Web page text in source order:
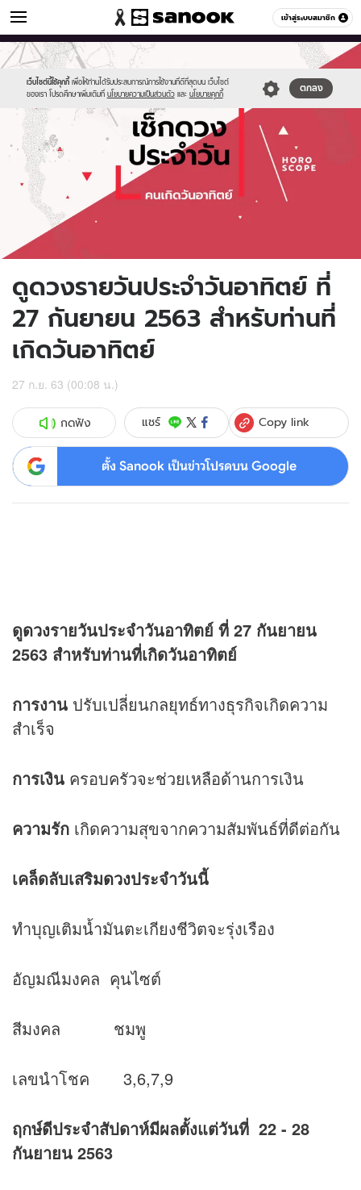
เข้าสู่ระบบสมาชิก
ดูดวง หมวดอื่นๆ
เว็บไซต์นี้ใช้คุกกี้ เพื่อให้ท่านได้รับประสบการณ์การใช้งานที่ดีที่สุดบน เว็บไซต์
ของเรา โปรดศึกษาเพิ่มเติมที่ นโยบายความเป็นส่วนตัว และ นโยบายคุกกี้
ตกลง
Sanook
//s.isanook.com/sr/0/images/logo-
new-
sanook.png
600
60
//s.isanook.com/ho/0/ud/fxd/day/daily-
horoscope-
sunday.jpg
ดูดวงรายวันประจำวันอาทิตย์ ที่
27 กันยายน 2563 สำหรับท่านที่
เกิดวันอาทิตย์
27 ก.ย. 63 (00:08 น.)
กดฟัง แชร์ Copy link
ตั้ง Sanook เป็นข่าวโปรดบน Google
ดูดวงรายวันประจำวันอาทิตย์ ที่ 27 กันยายน
2563 สำหรับท่านที่เกิดวันอาทิตย์
การงาน ปรับเปลี่ยนกลยุทธ์ทางธุรกิจเกิดความ
สำเร็จ
การเงิน ครอบครัวจะช่วยเหลือด้านการเงิน
ความรัก เกิดความสุขจากความสัมพันธ์ที่ดีต่อกัน
เคล็ดลับเสริมดวงประจำวันนี้
ทำบุญเติมน้ำมันตะเกียงชีวิตจะรุ่งเรือง
อัญมณีมงคล คุนไซต์
สีมงคล ชมพู
เลขนำโชค 3,6,7,9
ฤกษ์ดีประจำสัปดาห์มีผลตั้งแต่วันที่ 22 - 28
กันยายน 2563